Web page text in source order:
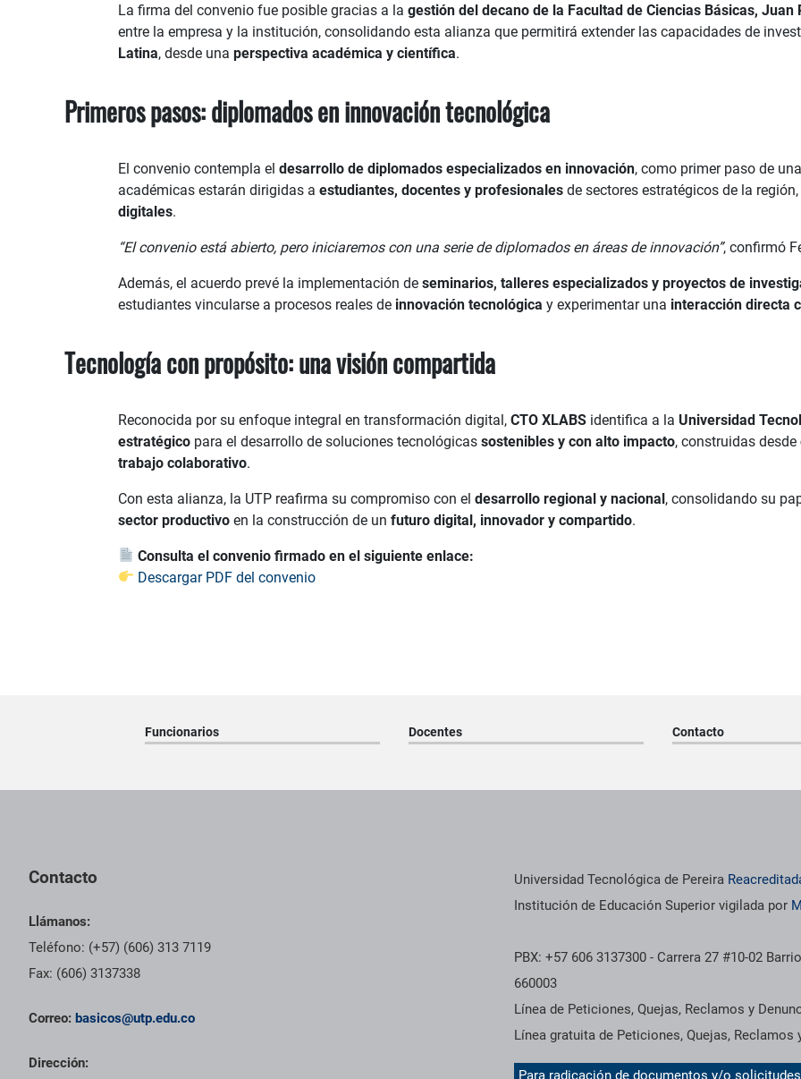
La firma del convenio fue posible gracias a la gestión del decano de la Facultad de Ciencias Básicas, Juan
entre la empresa y la institución, consolidando esta alianza que permitirá extender las capacidades de
Latina, desde una perspectiva académica y científica.
Primeros pasos: diplomados en innovación tecnológica
El convenio contempla el desarrollo de diplomados especializados en innovación, como primer paso de
académicas estarán dirigidas a estudiantes, docentes y profesionales de sectores estratégicos de la
digitales.
“El convenio está abierto, pero iniciaremos con una serie de diplomados en áreas de innovación”, confirmó
Además, el acuerdo prevé la implementación de seminarios, talleres especializados y proyectos de
estudiantes vincularse a procesos reales de innovación tecnológica y experimentar una interacción directa
Tecnología con propósito: una visión compartida
Reconocida por su enfoque integral en transformación digital, CTO XLABS identifica a la Universidad
estratégico para el desarrollo de soluciones tecnológicas sostenibles y con alto impacto, construidas desde
trabajo colaborativo.
Con esta alianza, la UTP reafirma su compromiso con el desarrollo regional y nacional, consolidando su
sector productivo en la construcción de un futuro digital, innovador y compartido.
Consulta el convenio firmado en el siguiente enlace:
Descargar PDF del convenio
Funcionarios Docentes Contacto
Contacto
Llámanos:
Teléfono: (+57) (606) 313 7119
Fax: (606) 3137338
Correo: basicos@utp.edu.co
Dirección:
Información institucional
Universidad Tecnológica de Pereira
Institución de Educación Superior vigilada por
PBX: +57 606 3137300 - Carrera 27 #10-02
660003
Línea de Peticiones, Quejas, Reclamos y
Línea gratuita de Peticiones, Quejas,
Para radicación de documentos y/o